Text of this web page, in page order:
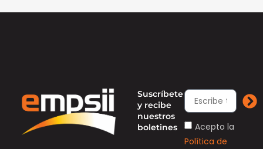
Suscríbete
y recibe
nuestros
boletines
Acepto la
Política de